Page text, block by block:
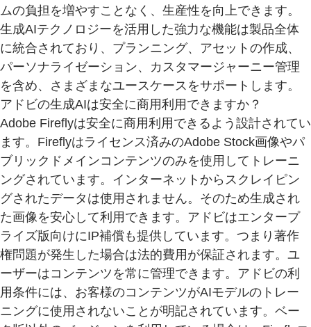
ムの負担を増やすことなく、生産性を向上できます。
生成AIテクノロジーを活用した強力な機能は製品全体
に統合されており、プランニング、アセットの作成、
パーソナライゼーション、カスタマージャーニー管理
を含め、さまざまなユースケースをサポートします。
アドビの生成AIは安全に商用利用できますか？
Adobe Fireflyは安全に商用利用できるよう設計されてい
ます。Fireflyはライセンス済みのAdobe Stock画像やパ
ブリックドメインコンテンツのみを使用してトレーニ
ングされています。インターネットからスクレイピン
グされたデータは使用されません。そのため生成され
た画像を安心して利用できます。アドビはエンタープ
ライズ版向けにIP補償も提供しています。つまり著作
権問題が発生した場合は法的費用が保証されます。ユ
ーザーはコンテンツを常に管理できます。アドビの利
用条件には、お客様のコンテンツがAIモデルのトレー
ニングに使用されないことが明記されています。ベー